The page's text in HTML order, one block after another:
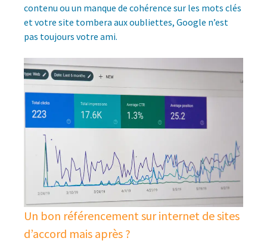
contenu ou un manque de cohérence sur les mots clés
et votre site tombera aux oubliettes, Google n’est
pas toujours votre ami.
Un bon référencement sur internet de sites
d’accord mais après ?